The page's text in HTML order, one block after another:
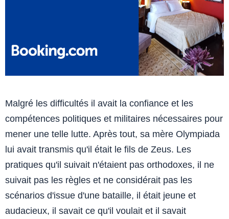
Malgré les difficultés il avait la confiance et les
compétences politiques et militaires nécessaires pour
mener une telle lutte. Après tout, sa mère Olympiada
lui avait transmis qu'il était le fils de Zeus. Les
pratiques qu'il suivait n'étaient pas orthodoxes, il ne
suivait pas les règles et ne considérait pas les
scénarios d'issue d'une bataille, il était jeune et
audacieux, il savait ce qu'il voulait et il savait